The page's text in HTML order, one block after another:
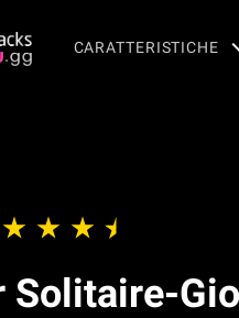
CARATTERISTICHE
Solitaire-